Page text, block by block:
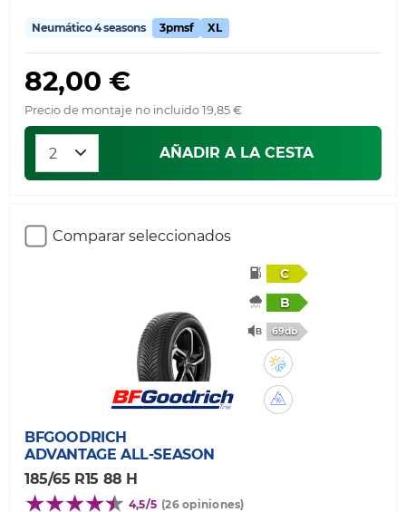
Neumático 4 seasons 3pmsf XL
82,00 €
Precio de montaje no incluido 19,85 €
AÑADIR A LA CESTA
Comparar seleccionados
C
B
69db
BFGOODRICH
ADVANTAGE ALL-SEASON
185/65 R15 88 H
4,5/5 (26 opiniones)